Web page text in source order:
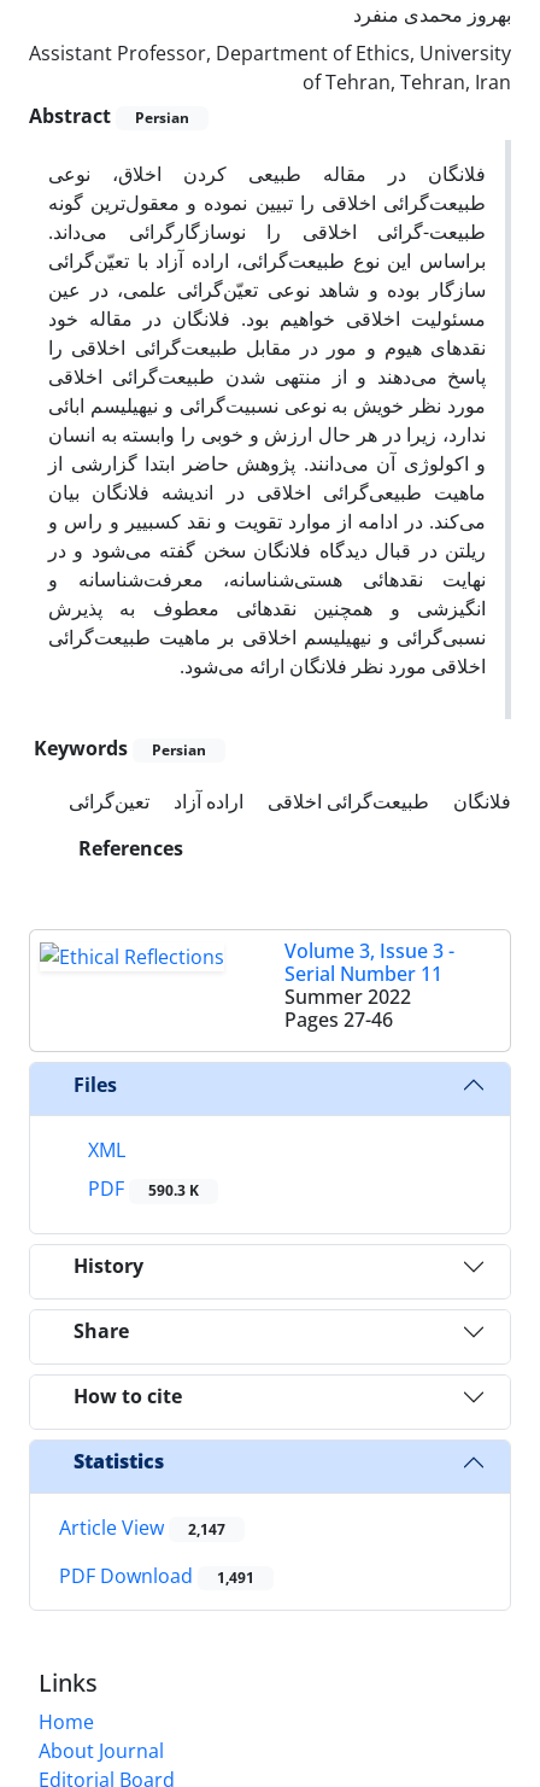
بهروز محمدی منفرد
Assistant Professor, Department of Ethics, University
of Tehran, Tehran, Iran
Abstract
Persian
فلانگان در مقاله طبیعی کردن اخلاق، نوعی
طبیعت‌گرائی اخلاقی را تبیین نموده و معقول‌ترین گونه
طبیعت-گرائی اخلاقی را نوسازگارگرائی می‌داند.
براساس این نوع طبیعت‌گرائی، اراده آزاد با تعیّن‌گرائی
سازگار بوده و شاهد نوعی تعیّن‌گرائی علمی، در عین
مسئولیت اخلاقی خواهیم بود. فلانگان در مقاله خود
نقدهای هیوم و مور در مقابل طبیعت‌گرائی اخلاقی را
پاسخ می‌دهند و از منتهی شدن طبیعت‌گرائی اخلاقی
مورد نظر خویش به نوعی نسبیت‌گرائی و نیهیلیسم ابائی
ندارد، زیرا در هر حال ارزش و خوبی را وابسته به انسان
و اکولوژی آن می‌دانند. پژوهش حاضر ابتدا گزارشی از
ماهیت طبیعی‌گرائی اخلاقی در اندیشه فلانگان بیان
می‌کند. در ادامه از موارد تقویت و نقد کسبییر و راس و
ریلتن در قبال دیدگاه فلانگان سخن گفته می‌شود و در
نهایت نقدهائی هستی‌شناسانه، معرفت‌شناسانه و
انگیزشی و همچنین نقدهائی معطوف به پذیرش
نسبی‌گرائی و نیهیلیسم اخلاقی بر ماهیت طبیعت‌گرائی
اخلاقی مورد نظر فلانگان ارائه می‌شود.
Keywords Persian
فلانگان طبیعت‌گرائی اخلاقی اراده آزاد
تعین‌گرائی
References
Volume 3, Issue 3 -
Serial Number 11
Summer 2022
Pages 27-46
Files
XML
PDF
590.3 K
History
Share
How to cite
Statistics
Article View 2,147
PDF Download 1,491
Links
Home
About Journal
Editorial Board